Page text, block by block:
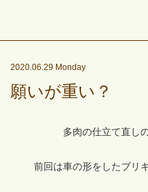
2020.06.29 Monday
願いが重い？
多肉の仕立て直し
前回は車の形をしたブリ